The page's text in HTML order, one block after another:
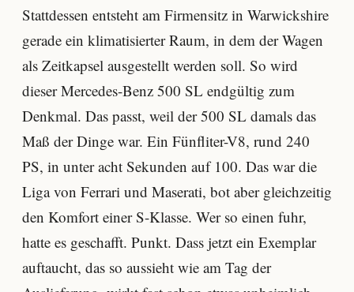
Stattdessen entsteht am Firmensitz in Warwickshire
gerade ein klimatisierter Raum, in dem der Wagen
als Zeitkapsel ausgestellt werden soll. So wird
dieser Mercedes-Benz 500 SL endgültig zum
Denkmal. Das passt, weil der 500 SL damals das
Maß der Dinge war. Ein Fünfliter-V8, rund 240
PS, in unter acht Sekunden auf 100. Das war die
Liga von Ferrari und Maserati, bot aber gleichzeitig
den Komfort einer S-Klasse. Wer so einen fuhr,
hatte es geschafft. Punkt. Dass jetzt ein Exemplar
auftaucht, das so aussieht wie am Tag der